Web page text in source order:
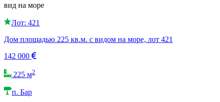
вид на море
Лот: 421
Дом площадью 225 кв.м. с видом на море, лот 421
142 000
225 м2
п. Бар